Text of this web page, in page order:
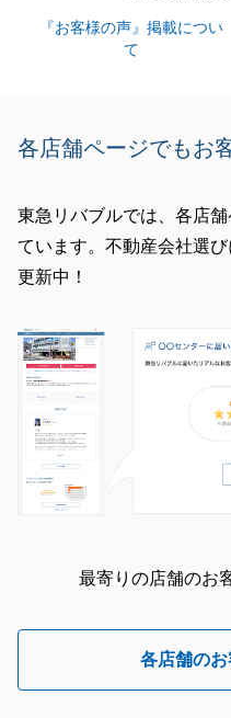
『お客様の声』掲載につい
て
各店舗ページでもお
東急リバブルでは、各店
ています。不動産会社選
更新中！
最寄りの店舗のお
各店舗の